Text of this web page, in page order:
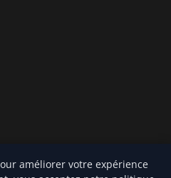
améliorer votre expérience